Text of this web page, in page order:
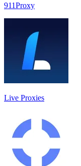
911Proxy
Live Proxies